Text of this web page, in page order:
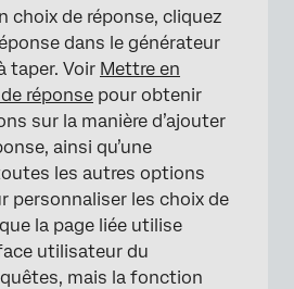
choix de réponse, cliquez
dans le générateur
taper. Voir Mettre en
réponse pour obtenir
sur la manière d’ajouter
ainsi qu’une
les autres options
personnaliser les choix de
la page liée utilise
utilisateur du
mais la fonction